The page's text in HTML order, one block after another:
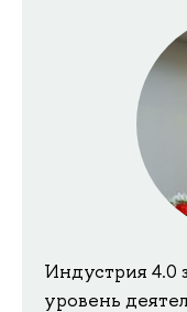
Индустрия 4.0
уровень